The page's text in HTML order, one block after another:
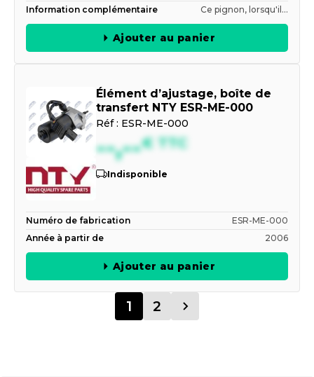
Information complémentaire
Ce pignon, lorsqu'il...
Ajouter au panier
Élément d’ajustage, boîte de
transfert NTY ESR-ME-000
Réf : ESR-ME-000
--,--€ TTC
Indisponible
Numéro de fabrication
ESR-ME-000
Année à partir de
2006
Ajouter au panier
1 2